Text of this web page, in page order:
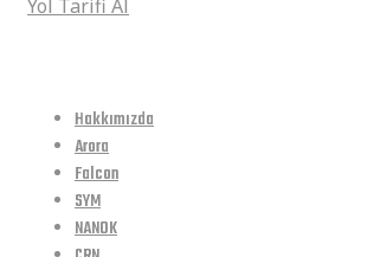
Yol Tarifi Al
Hakkımızda
Arora
Falcon
SYM
NANOK